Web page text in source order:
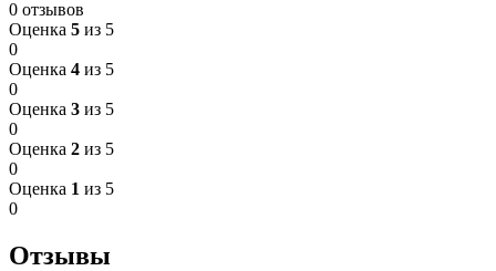
0 отзывов
Оценка 5 из 5
0
Оценка 4 из 5
0
Оценка 3 из 5
0
Оценка 2 из 5
0
Оценка 1 из 5
0
Отзывы